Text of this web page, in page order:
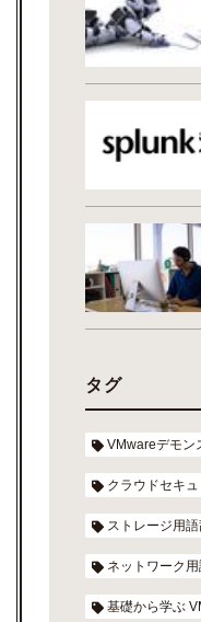
タグ
VMwareデモン
クラウドセキュ
ストレージ用
ネットワーク
基礎から学ぶ